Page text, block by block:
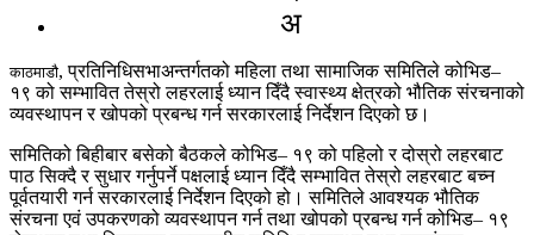
अ
काठमाडौ, प्रतिनिधिसभाअन्तर्गतको महिला तथा सामाजिक समितिले कोभिड–
१९ को सम्भावित तेस्रो लहरलाई ध्यान दिँदै स्वास्थ्य क्षेत्रको भौतिक संरचनाको
व्यवस्थापन र खोपको प्रबन्ध गर्न सरकारलाई निर्देशन दिएको छ।
समितिको बिहीबार बसेको बैठकले कोभिड– १९ को पहिलो र दोस्रो लहरबाट
पाठ सिक्दै र सुधार गर्नुपर्ने पक्षलाई ध्यान दिँदै सम्भावित तेस्रो लहरबाट बच्न
पूर्वतयारी गर्न सरकारलाई निर्देशन दिएको हो। समितिले आवश्यक भौतिक
संरचना एवं उपकरणको व्यवस्थापन गर्न तथा खोपको प्रबन्ध गर्न कोभिड– १९